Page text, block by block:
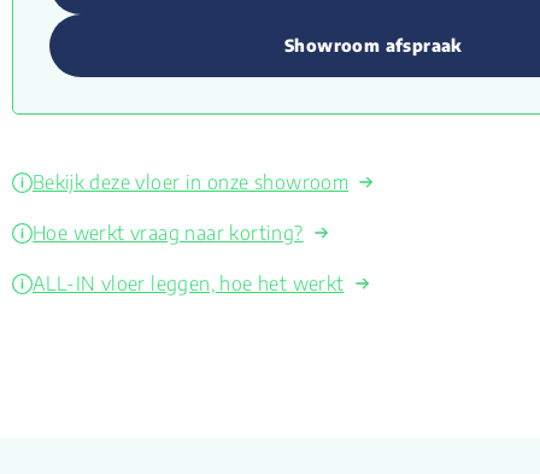
Showroom afspraak
Bekijk deze vloer in onze showroom
Hoe werkt vraag naar korting?
ALL-IN vloer leggen, hoe het werkt